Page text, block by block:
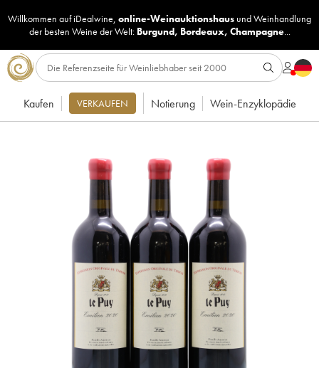
Willkommen auf iDealwine, online-Weinauktionshaus undWeinhandlung
der besten Weine der Welt: Burgund, Bordeaux, Champagne...
Kaufen VERKAUFEN Notierung Wein-Enzyklopädie